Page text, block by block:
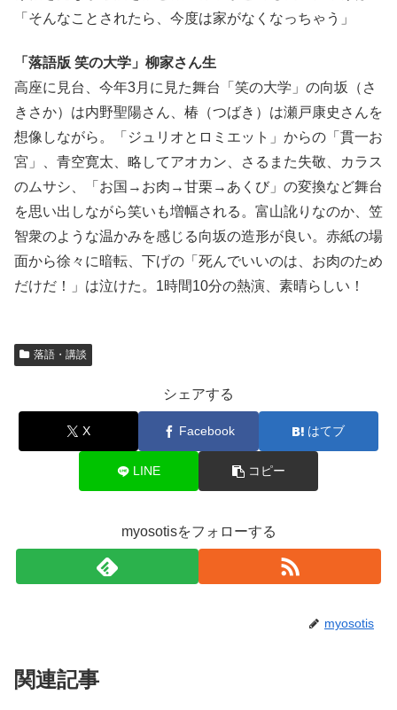
「そんなことされたら、今度は家がなくなっちゃう」
「落語版 笑の大学」柳家さん生
高座に見台、今年3月に見た舞台「笑の大学」の向坂（さ
きさか）は内野聖陽さん、椿（つばき）は瀬戸康史さんを
想像しながら。「ジュリオとロミエット」からの「貫一お
宮」、青空寛太、略してアオカン、さるまた失敬、カラス
のムサシ、「お国→お肉→甘栗→あくび」の変換など舞台
を思い出しながら笑いも増幅される。富山訛りなのか、笠
智衆のような温かみを感じる向坂の造形が良い。赤紙の場
面から徐々に暗転、下げの「死んでいいのは、お肉のため
だけだ！」は泣けた。1時間10分の熱演、素晴らしい！
落語・講談
シェアする
X Facebook はてブ
LINE コピー
myosotisをフォローする
myosotis
関連記事